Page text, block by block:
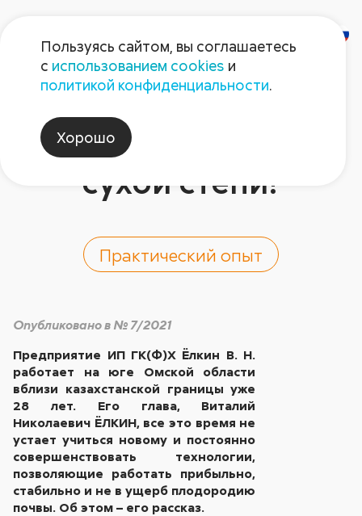
Как сделать
растениеводство
рентабельным в
сухой степи?
Практический опыт
Опубликовано в № 7/2021
Предприятие ИП ГК(Ф)Х Ёлкин В. Н.
работает на юге Омской области
вблизи казахстанской границы уже
28 лет. Его глава, Виталий
Николаевич ЁЛКИН, все это время не
устает учиться новому и постоянно
совершенствовать технологии,
позволяющие работать прибыльно,
стабильно и не в ущерб плодородию
почвы. Об этом – его рассказ.
Пользуясь сайтом, вы соглашаетесь
с использованием cookies и
политикой конфиденциальности.
Хорошо